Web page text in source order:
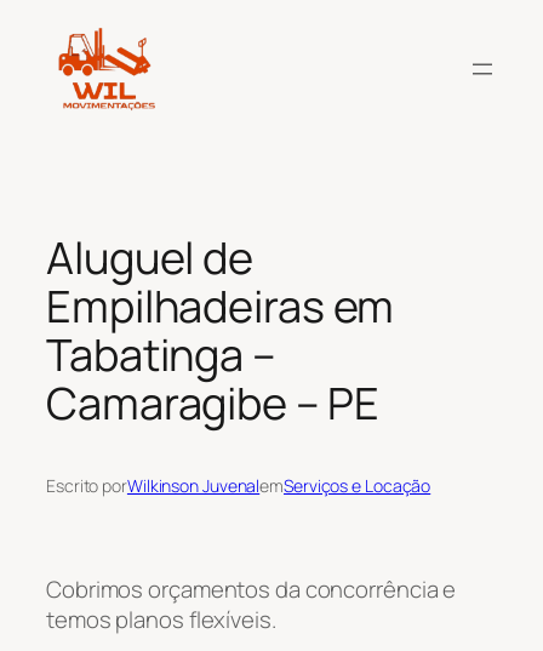
conteúdo
Aluguel de
Empilhadeiras em
Tabatinga –
Camaragibe – PE
Escrito porWilkinson JuvenalemServiços e Locação
Cobrimos orçamentos da concorrência e
temos planos flexíveis.